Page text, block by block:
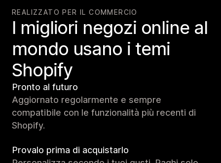
REALIZZATO PER IL COMMERCIO
I migliori negozi online al
mondo usano i temi
Shopify
Pronto al futuro
Aggiornato regolarmente e sempre
compatibile con le funzionalità più recenti di
Shopify.
Provalo prima di acquistarlo